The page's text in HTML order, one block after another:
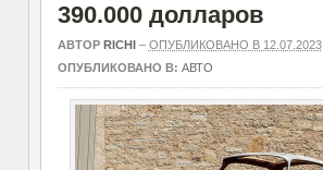
390.000 долларов
АВТОР RICHI– ОПУБЛИКОВАНО В 12.07.2023
ОПУБЛИКОВАНО В: АВТО